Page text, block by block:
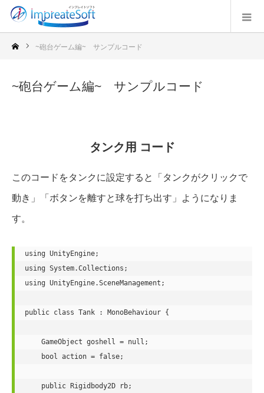
~砲台ゲーム編~ サンプルコード
~砲台ゲーム編~ サンプルコード
タンク用 コード
このコードをタンクに設定すると「タンクがクリックで
動き」「ボタンを離すと球を打ち出す」ようになりま
す。
using UnityEngine;
using System.Collections;
using UnityEngine.SceneManagement;
public class Tank : MonoBehaviour {
    GameObject goshell = null;
    bool action = false;
    public Rigidbody2D rb;